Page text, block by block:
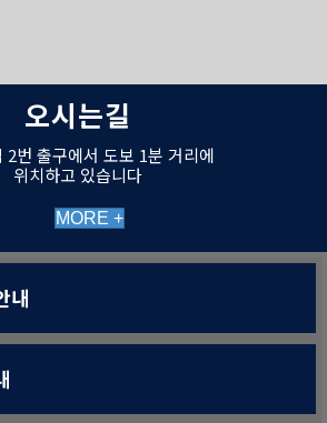
오시는길
2번 출구에서 도보 1분 거리에
위치하고 있습니다
MORE +
내